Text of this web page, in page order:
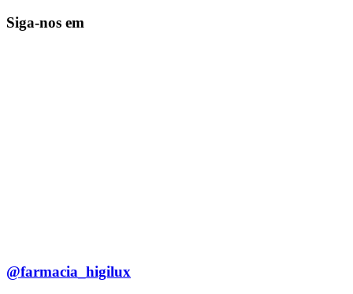
Siga-nos em
@farmacia_higilux